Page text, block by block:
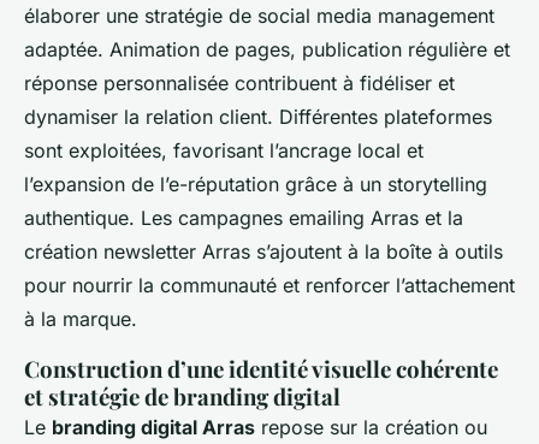
élaborer une stratégie de social media management
adaptée. Animation de pages, publication régulière et
réponse personnalisée contribuent à fidéliser et
dynamiser la relation client. Différentes plateformes
sont exploitées, favorisant l’ancrage local et
l’expansion de l’e-réputation grâce à un storytelling
authentique. Les campagnes emailing Arras et la
création newsletter Arras s’ajoutent à la boîte à outils
pour nourrir la communauté et renforcer l’attachement
à la marque.
Construction d’une identité visuelle cohérente
et stratégie de branding digital
Le branding digital Arras repose sur la création ou